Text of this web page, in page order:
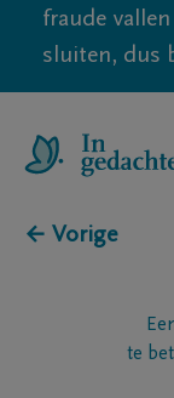
fraude
sluiten, dus
← Vorige
te